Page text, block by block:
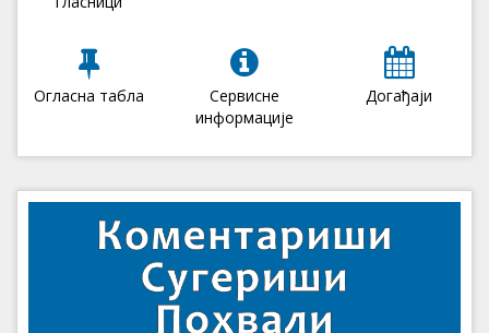
Огласна табла
Сервисне
информације
Догађаји